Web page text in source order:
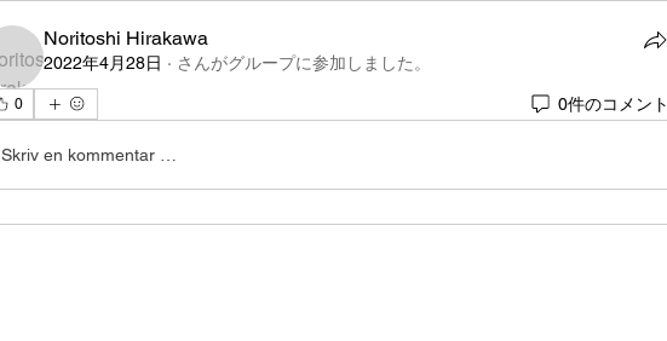
Noritoshi Hirakawa
2022年4月28日 · さんがグループに参加しました。
0 0件のコメント
Skriv en kommentar …